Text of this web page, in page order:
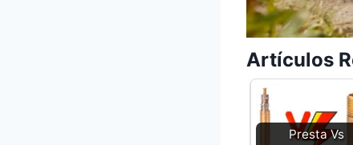
Artículos
Presta Vs